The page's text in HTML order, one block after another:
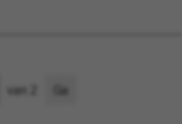
van 2 Ga